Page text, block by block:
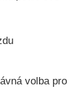
volba pro